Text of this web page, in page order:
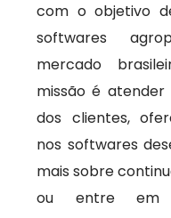
com o objetivo
softwares
mercado
missão é
dos clientes,
nos softwares
mais sobre
ou entre em